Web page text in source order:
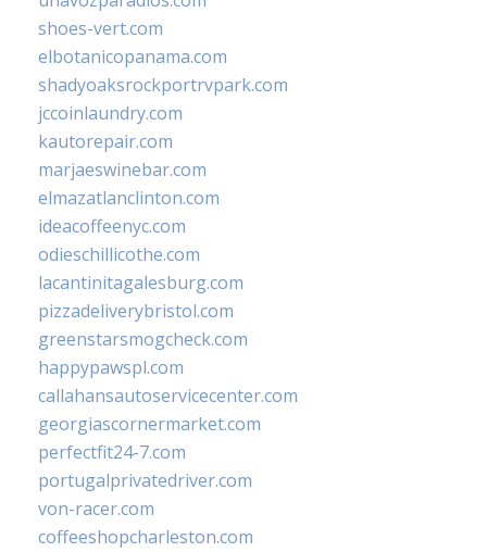
shoes-vert.com
elbotanicopanama.com
shadyoaksrockportrvpark.com
jccoinlaundry.com
kautorepair.com
marjaeswinebar.com
elmazatlanclinton.com
ideacoffeenyc.com
odieschillicothe.com
lacantinitagalesburg.com
pizzadeliverybristol.com
greenstarsmogcheck.com
happypawspl.com
callahansautoservicecenter.com
georgiascornermarket.com
perfectfit24-7.com
portugalprivatedriver.com
von-racer.com
coffeeshopcharleston.com